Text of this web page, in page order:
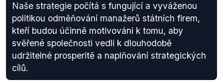
Naše strategie počítá s fungující a vyváženou
politikou odměňování manažerů státních firem,
kteří budou účinně motivováni k tomu, aby
svěřené společnosti vedli k dlouhodobě
udržitelné prosperitě a naplňování strategických
cílů.